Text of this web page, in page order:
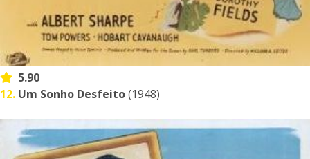
5.90
12. Um Sonho Desfeito(1948)